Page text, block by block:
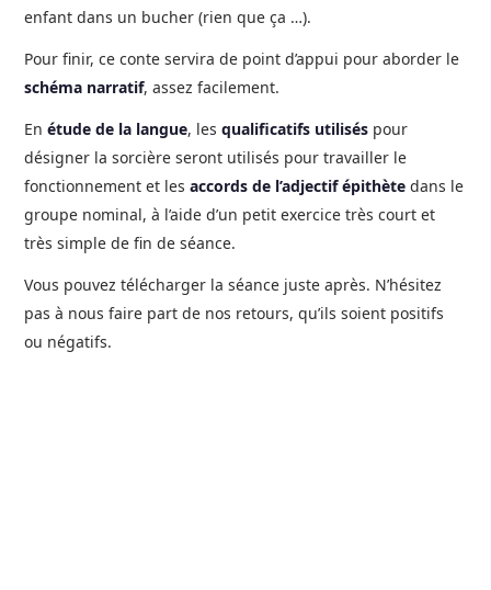
enfant dans un bucher (rien que ça …).
Pour finir, ce conte servira de point d’appui pour aborder le
schéma narratif, assez facilement.
Enétude de la langue, lesqualificatifs utilisés pour
désigner la sorcière seront utilisés pour travailler le
fonctionnement et lesaccords de l’adjectif épithète dans le
groupe nominal, à l’aide d’un petit exercice très court et
très simple de fin de séance.
Vous pouvez télécharger la séance juste après. N’hésitez
pas à nous faire part de nos retours, qu’ils soient positifs
ou négatifs.